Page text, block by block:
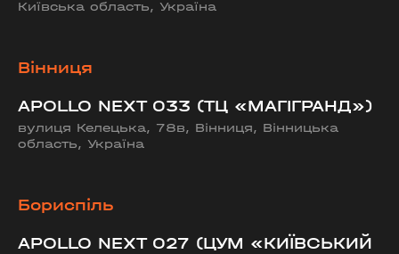
Київська область, Україна
Вінниця
APOLLO NEXT 033 (ТЦ «МАГІГРАНД»)
вулиця Келецька, 78в, Вінниця, Вінницька
область, Україна
Бориспіль
APOLLO NEXT 027 (ЦУМ «КИЇВСЬКИЙ